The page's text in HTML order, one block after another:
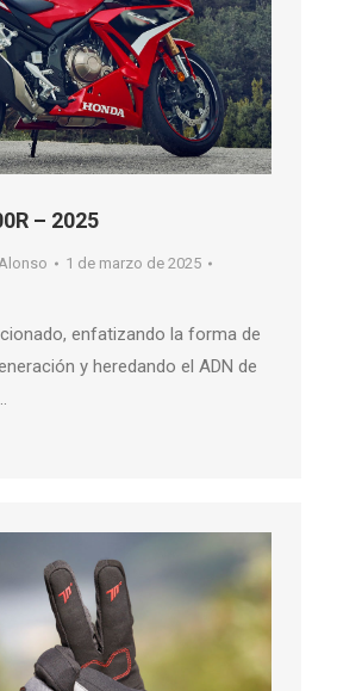
– 2025
1 de marzo de 2025
enfatizando la forma de
y heredando el ADN de